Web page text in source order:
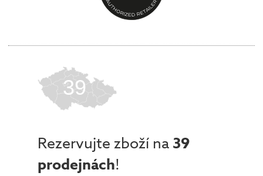
39
Rezervujte zboží na 39
prodejnách!